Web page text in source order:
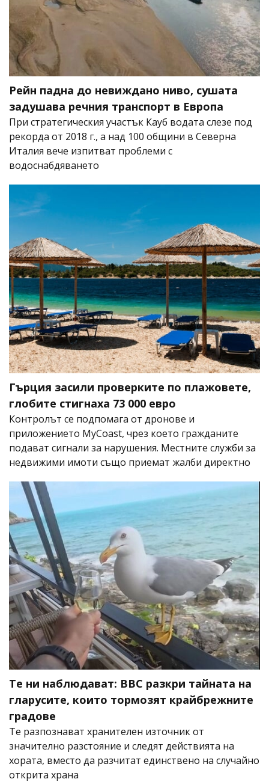
Рейн падна до невиждано ниво, сушата
задушава речния транспорт в Европа
При стратегическия участък Кауб водата слезе под
рекорда от 2018 г., а над 100 общини в Северна
Италия вече изпитват проблеми с
водоснабдяването
Гърция засили проверките по плажовете,
глобите стигнаха 73 000 евро
Контролът се подпомага от дронове и
приложението MyCoast, чрез което гражданите
подават сигнали за нарушения. Местните служби за
недвижими имоти също приемат жалби директно
Те ни наблюдават: BBC разкри тайната на
гларусите, които тормозят крайбрежните
градове
Те разпознават хранителен източник от
значително разстояние и следят действията на
хората, вместо да разчитат единствено на случайно
открита храна